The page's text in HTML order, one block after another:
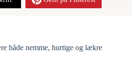
både nemme, hurtige og lækre